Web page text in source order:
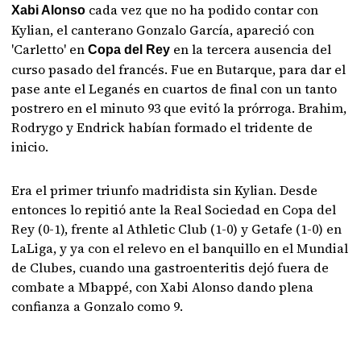
Xabi Alonso cada vez que no ha podido contar con
Kylian, el canterano Gonzalo García, apareció con
'Carletto' enCopa del Rey en la tercera ausencia del
curso pasado del francés. Fue en Butarque, para dar el
pase ante el Leganés en cuartos de final con un tanto
postrero en el minuto 93 que evitó la prórroga. Brahim,
Rodrygo y Endrick habían formado el tridente de
inicio.
Era el primer triunfo madridista sin Kylian. Desde
entonces lo repitió ante la Real Sociedad en Copa del
Rey (0-1), frente al Athletic Club (1-0) y Getafe (1-0) en
LaLiga, y ya con el relevo en el banquillo en el Mundial
de Clubes, cuando una gastroenteritis dejó fuera de
combate a Mbappé, con Xabi Alonso dando plena
confianza a Gonzalo como 9.